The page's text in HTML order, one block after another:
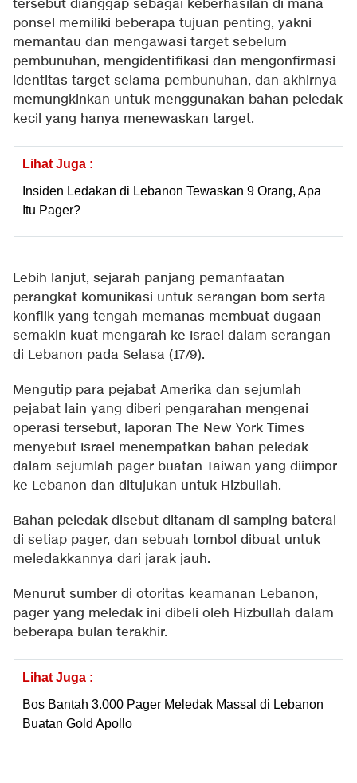
tersebut dianggap sebagai keberhasilan di mana
ponsel memiliki beberapa tujuan penting, yakni
memantau dan mengawasi target sebelum
pembunuhan, mengidentifikasi dan mengonfirmasi
identitas target selama pembunuhan, dan akhirnya
memungkinkan untuk menggunakan bahan peledak
kecil yang hanya menewaskan target.
Lihat Juga :
Insiden Ledakan di Lebanon Tewaskan 9 Orang, Apa
Itu Pager?
Lebih lanjut, sejarah panjang pemanfaatan
perangkat komunikasi untuk serangan bom serta
konflik yang tengah memanas membuat dugaan
semakin kuat mengarah ke Israel dalam serangan
di Lebanon pada Selasa (17/9).
Mengutip para pejabat Amerika dan sejumlah
pejabat lain yang diberi pengarahan mengenai
operasi tersebut, laporan The New York Times
menyebut Israel menempatkan bahan peledak
dalam sejumlah pager buatan Taiwan yang diimpor
ke Lebanon dan ditujukan untuk Hizbullah.
Bahan peledak disebut ditanam di samping baterai
di setiap pager, dan sebuah tombol dibuat untuk
meledakkannya dari jarak jauh.
Menurut sumber di otoritas keamanan Lebanon,
pager yang meledak ini dibeli oleh Hizbullah dalam
beberapa bulan terakhir.
Lihat Juga :
Bos Bantah 3.000 Pager Meledak Massal di Lebanon
Buatan Gold Apollo